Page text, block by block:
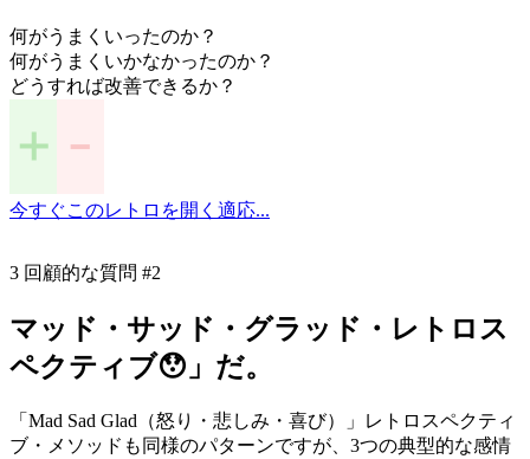
何がうまくいったのか？
何がうまくいかなかったのか？
どうすれば改善できるか？
今すぐこのレトロを開く 適応...
3 回顧的な質問 #2
マッド・サッド・グラッド・レトロス
ペクティブ😯」だ。
「Mad Sad Glad（怒り・悲しみ・喜び）」レトロスペクティ
ブ・メソッドも同様のパターンですが、3つの典型的な感情